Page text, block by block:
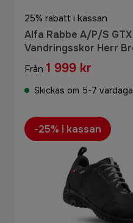
25% rabatt i kassan
Alfa Rabbe A/P/S GTX
Vandringsskor Herr
Från 1 999 kr
Skickas om 5-7
-25% i kassan